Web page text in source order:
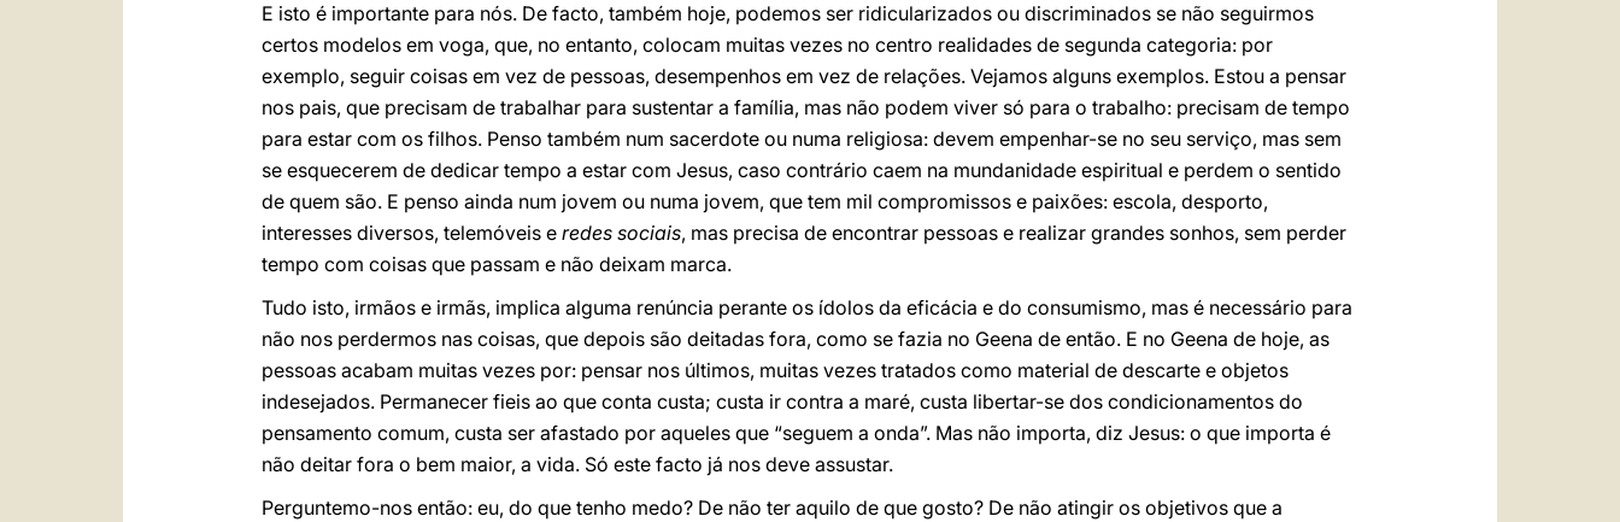
E isto é importante para nós. De facto, também hoje, podemos ser ridicularizados ou discriminados se não seguirmos
certos modelos em voga, que, no entanto, colocam muitas vezes no centro realidades de segunda categoria: por
exemplo, seguir coisas em vez de pessoas, desempenhos em vez de relações. Vejamos alguns exemplos. Estou a pensar
nos pais, que precisam de trabalhar para sustentar a família, mas não podem viver só para o trabalho: precisam de tempo
para estar com os filhos. Penso também num sacerdote ou numa religiosa: devem empenhar-se no seu serviço, mas sem
se esquecerem de dedicar tempo a estar com Jesus, caso contrário caem na mundanidade espiritual e perdem o sentido
de quem são. E penso ainda num jovem ou numa jovem, que tem mil compromissos e paixões: escola, desporto,
interesses diversos, telemóveis e redes sociais, mas precisa de encontrar pessoas e realizar grandes sonhos, sem perder
tempo com coisas que passam e não deixam marca.
Tudo isto, irmãos e irmãs, implica alguma renúncia perante os ídolos da eficácia e do consumismo, mas é necessário para
não nos perdermos nas coisas, que depois são deitadas fora, como se fazia no Geena de então. E no Geena de hoje, as
pessoas acabam muitas vezes por: pensar nos últimos, muitas vezes tratados como material de descarte e objetos
indesejados. Permanecer fieis ao que conta custa; custa ir contra a maré, custa libertar-se dos condicionamentos do
pensamento comum, custa ser afastado por aqueles que “seguem a onda”. Mas não importa, diz Jesus: o que importa é
não deitar fora o bem maior, a vida. Só este facto já nos deve assustar.
Perguntemo-nos então: eu, do que tenho medo? De não ter aquilo de que gosto? De não atingir os objetivos que a